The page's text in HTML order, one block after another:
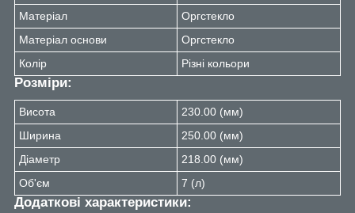
Матеріал
Оргстекло
Матеріал основи
Оргстекло
Колір
Різні кольори
Розміри:
Висота
230.00 (мм)
Ширина
250.00 (мм)
Діаметр
218.00 (мм)
Об'єм
7 (л)
Додаткові характеристики: